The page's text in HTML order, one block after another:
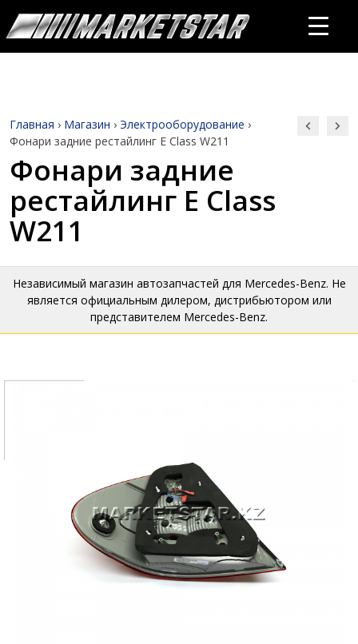
Главная › Магазин › Электрооборудование ›
Фонари задние рестайлинг E Class W211
Фонари задние
рестайлинг E Class
W211
Независимый магазин автозапчастей для Mercedes-Benz. Не
является официальным дилером, дистрибьютором или
представителем Mercedes-Benz.